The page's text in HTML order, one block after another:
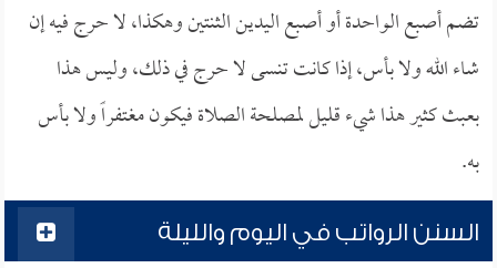
تضم أصبع الواحدة أو أصبع اليدين الثنتين وهكذا، لا حرج فيه إن
شاء الله ولا بأس، إذا كانت تنسى لا حرج في ذلك، وليس هذا
بعبث كثير هذا شيء قليل لمصلحة الصلاة فيكون مغتفراً ولا بأس
به.
السنن الرواتب في اليوم والليلة